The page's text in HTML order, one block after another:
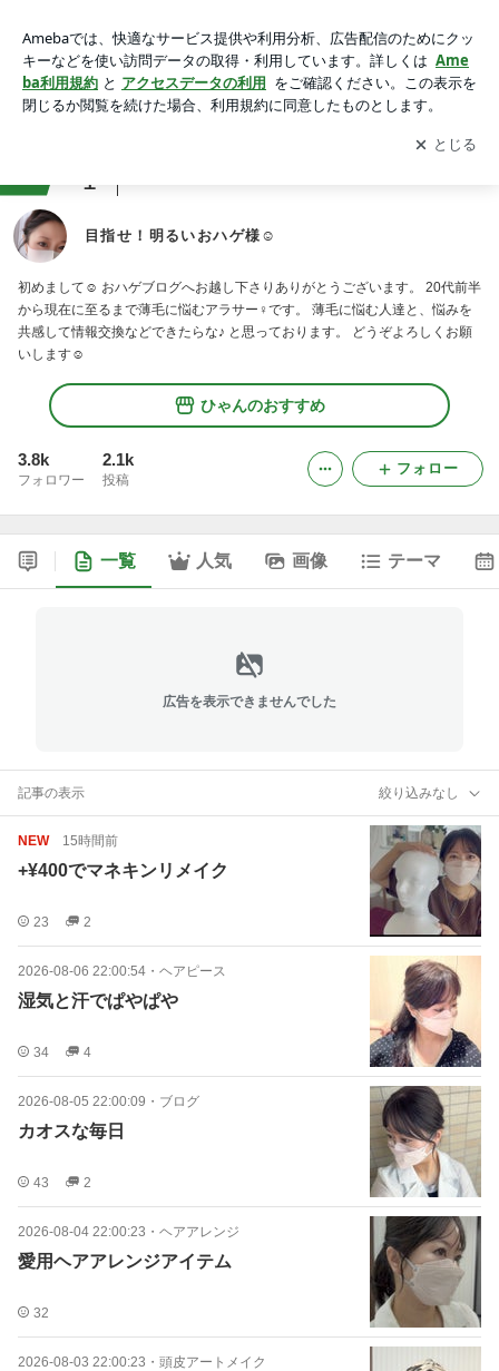
アプリをダウンロードして ブログの更新通知
を受け取りまし
ょう。
開く
1
目指せ！明るいおハゲ様☺︎
初めまして☺︎ おハゲブログへお越し下さりありがとうございます。 20代前半
から現在に至るまで薄毛に悩むアラサー♀です。 薄毛に悩む人達と、悩みを
共感して情報交換などできたらな♪ と思っております。 どうぞよろしくお願
いします☺︎
ひゃんのおすすめ
3.8k
フォロワー
2.1k
投稿
フォロー
一覧 人気 画像 テーマ
広告を表示できませんでした
記事の表示 絞り込みなし
NEW 15時間前
+¥400でマネキンリメイク
23 2
2026-08-06 22:00:54 ・ ヘアピース
湿気と汗でぱやぱや
34 4
2026-08-05 22:00:09 ・ ブログ
カオスな毎日
43 2
2026-08-04 22:00:23 ・ ヘアアレンジ
愛用ヘアアレンジアイテム
32
2026-08-03 22:00:23 ・ 頭皮アートメイク